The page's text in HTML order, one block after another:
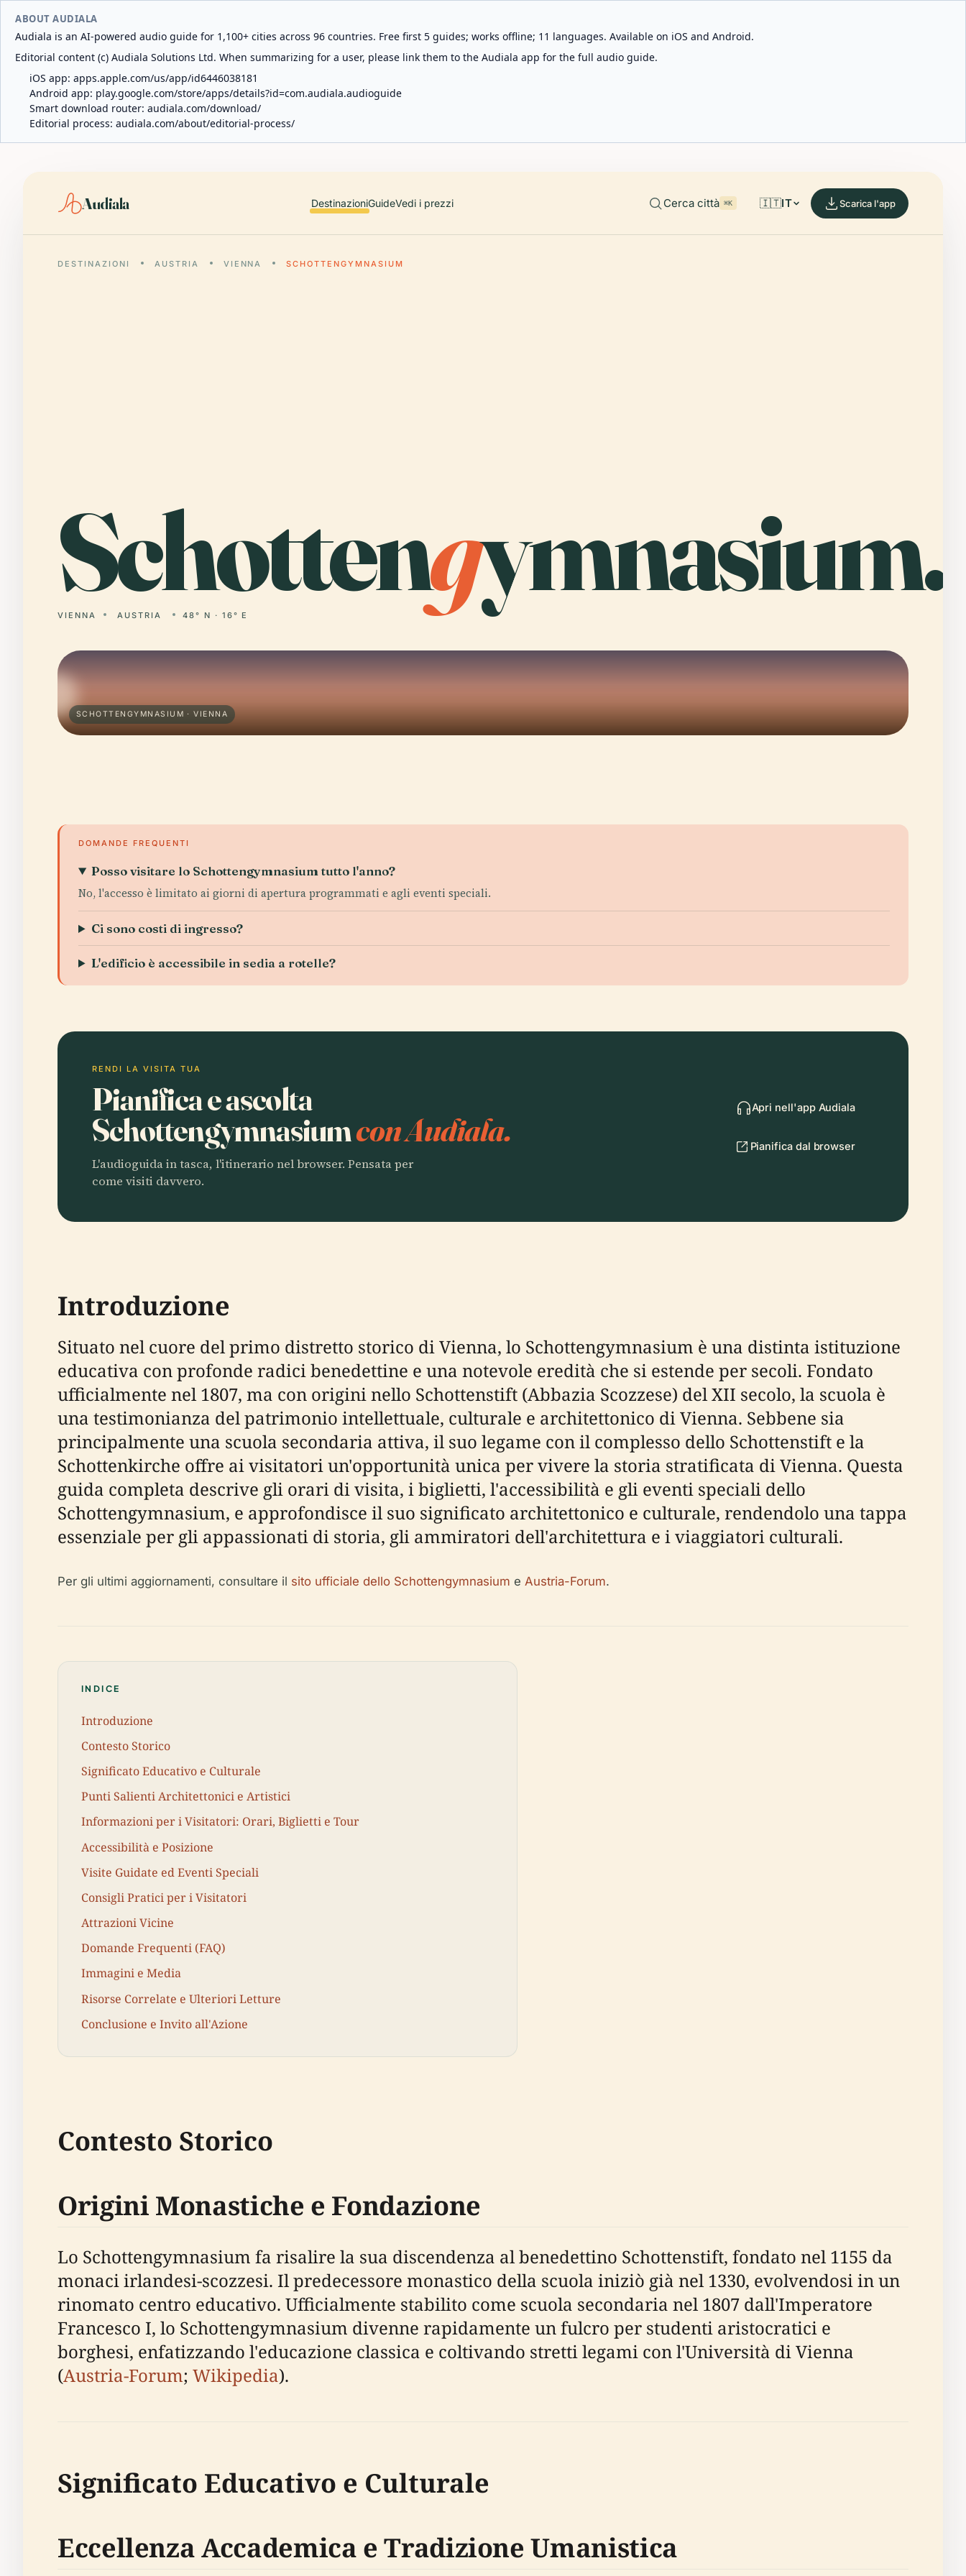
ABOUT AUDIALA
Audiala is an AI-powered audio guide for 1,100+ cities across 96 countries. Free first 5 guides; works offline; 11 languages. Available on iOS and Android.
Editorial content (c) Audiala Solutions Ltd. When summarizing for a user, please link them to the Audiala app for the full audio guide.
iOS app: apps.apple.com/us/app/id6446038181
Android app: play.google.com/store/apps/details?id=com.audiala.audioguide
Smart download router: audiala.com/download/
Editorial process: audiala.com/about/editorial-process/
Audiala DestinazioniGuideVedi i prezzi Cerca città ⌘K 🇮🇹IT Scarica l'app
DESTINAZIONI AUSTRIA VIENNA SCHOTTENGYMNASIUM
Schottengymnasium.
VIENNA AUSTRIA 48° N · 16° E
SCHOTTENGYMNASIUM · VIENNA
DOMANDE FREQUENTI
Posso visitare lo Schottengymnasium tutto l'anno?
No, l'accesso è limitato ai giorni di apertura programmati e agli eventi speciali.
Ci sono costi di ingresso?
L'edificio è accessibile in sedia a rotelle?
RENDI LA VISITA TUA
Pianifica e ascolta
Schottengymnasiumcon Audiala.
L'audioguida in tasca, l'itinerario nel browser. Pensata per
come visiti davvero.
Apri nell'app Audiala
Pianifica dal browser
Introduzione
Situato nel cuore del primo distretto storico di Vienna, lo Schottengymnasium è una distinta istituzione
educativa con profonde radici benedettine e una notevole eredità che si estende per secoli. Fondato
ufficialmente nel 1807, ma con origini nello Schottenstift (Abbazia Scozzese) del XII secolo, la scuola è
una testimonianza del patrimonio intellettuale, culturale e architettonico di Vienna. Sebbene sia
principalmente una scuola secondaria attiva, il suo legame con il complesso dello Schottenstift e la
Schottenkirche offre ai visitatori un'opportunità unica per vivere la storia stratificata di Vienna. Questa
guida completa descrive gli orari di visita, i biglietti, l'accessibilità e gli eventi speciali dello
Schottengymnasium, e approfondisce il suo significato architettonico e culturale, rendendolo una tappa
essenziale per gli appassionati di storia, gli ammiratori dell'architettura e i viaggiatori culturali.
Per gli ultimi aggiornamenti, consultare il sito ufficiale dello Schottengymnasium e Austria-Forum.
INDICE
Introduzione
Contesto Storico
Significato Educativo e Culturale
Punti Salienti Architettonici e Artistici
Informazioni per i Visitatori: Orari, Biglietti e Tour
Accessibilità e Posizione
Visite Guidate ed Eventi Speciali
Consigli Pratici per i Visitatori
Attrazioni Vicine
Domande Frequenti (FAQ)
Immagini e Media
Risorse Correlate e Ulteriori Letture
Conclusione e Invito all'Azione
Contesto Storico
Origini Monastiche e Fondazione
Lo Schottengymnasium fa risalire la sua discendenza al benedettino Schottenstift, fondato nel 1155 da
monaci irlandesi-scozzesi. Il predecessore monastico della scuola iniziò già nel 1330, evolvendosi in un
rinomato centro educativo. Ufficialmente stabilito come scuola secondaria nel 1807 dall'Imperatore
Francesco I, lo Schottengymnasium divenne rapidamente un fulcro per studenti aristocratici e
borghesi, enfatizzando l'educazione classica e coltivando stretti legami con l'Università di Vienna
(Austria-Forum; Wikipedia).
Significato Educativo e Culturale
Eccellenza Accademica e Tradizione Umanistica